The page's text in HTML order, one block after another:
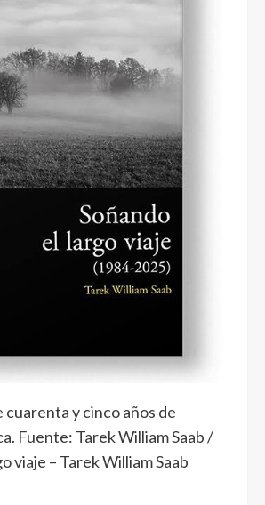
cuarenta y cinco años de
Fuente: Tarek William Saab /
viaje – Tarek William Saab